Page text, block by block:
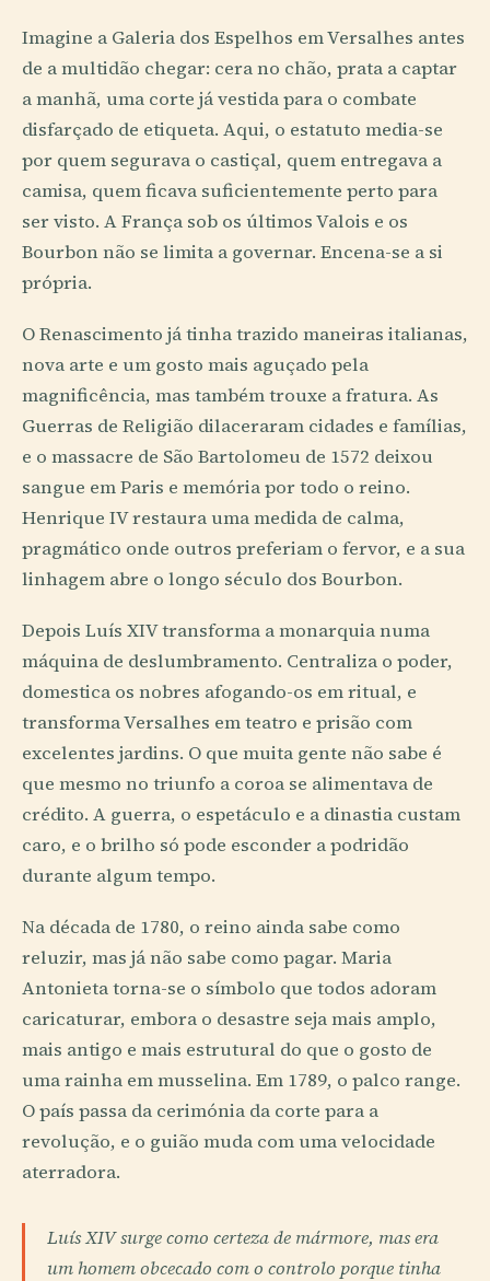
Imagine a Galeria dos Espelhos em Versalhes antes
de a multidão chegar: cera no chão, prata a captar
a manhã, uma corte já vestida para o combate
disfarçado de etiqueta. Aqui, o estatuto media-se
por quem segurava o castiçal, quem entregava a
camisa, quem ficava suficientemente perto para
ser visto. A França sob os últimos Valois e os
Bourbon não se limita a governar. Encena-se a si
própria.
O Renascimento já tinha trazido maneiras italianas,
nova arte e um gosto mais aguçado pela
magnificência, mas também trouxe a fratura. As
Guerras de Religião dilaceraram cidades e famílias,
e o massacre de São Bartolomeu de 1572 deixou
sangue em Paris e memória por todo o reino.
Henrique IV restaura uma medida de calma,
pragmático onde outros preferiam o fervor, e a sua
linhagem abre o longo século dos Bourbon.
Depois Luís XIV transforma a monarquia numa
máquina de deslumbramento. Centraliza o poder,
domestica os nobres afogando-os em ritual, e
transforma Versalhes em teatro e prisão com
excelentes jardins. O que muita gente não sabe é
que mesmo no triunfo a coroa se alimentava de
crédito. A guerra, o espetáculo e a dinastia custam
caro, e o brilho só pode esconder a podridão
durante algum tempo.
Na década de 1780, o reino ainda sabe como
reluzir, mas já não sabe como pagar. Maria
Antonieta torna-se o símbolo que todos adoram
caricaturar, embora o desastre seja mais amplo,
mais antigo e mais estrutural do que o gosto de
uma rainha em musselina. Em 1789, o palco range.
O país passa da cerimónia da corte para a
revolução, e o guião muda com uma velocidade
aterradora.
Luís XIV surge como certeza de mármore, mas era
um homem obcecado com o controlo porque tinha